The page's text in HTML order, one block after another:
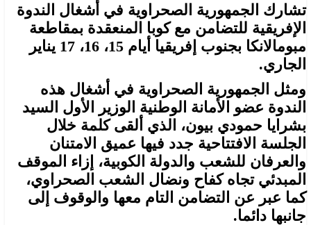
تشارك الجمهورية الصحراوية في أشغال الندوة
الإفريقية للتضامن مع كوبا المنعقدة بمقاطعة
مبومالانكا بجنوب إفريقيا أيام 15، 16، 17 يناير
الجاري.
ومثل الجمهورية الصحراوية في أشغال هذه
الندوة عضو الأمانة الوطنية الوزير الأول السيد
بشرايا حمودي بيون، الذي ألقى كلمة خلال
الجلسة الافتتاحية جدد فيها عميق الامتنان
والعرفان للشعب والدولة الكوبية، إزاء الموقف
المبدئي تجاه كفاح ونضال الشعب الصحراوي،
كما عبر عن التضامن التام معها والوقوف إلى
جانبها دائما.